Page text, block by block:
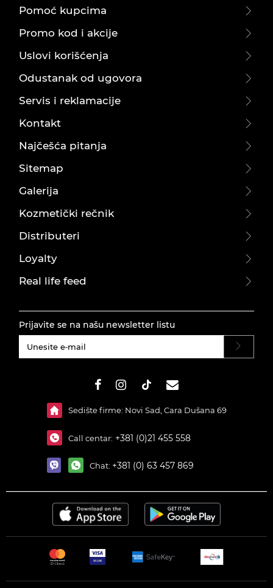
Pomoć kupcima
Promo kod i akcije
Uslovi korišćenja
Odustanak od ugovora
Servis i reklamacije
Kontakt
Najčešća pitanja
Sitemap
Galerija
Kozmetički rečnik
Distributeri
Loyalty
Real life feed
Prijavite se na našu newsletter listu
Sedište firme: Novi Sad, Cara Dušana 69
Call centar: +381 (0)21 455 558
Chat: +381 (0) 63 457 869